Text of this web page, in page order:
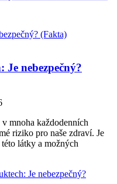
nebezpečný?
mnoha každodenních
riziko pro naše zdraví. Je
látky a možných
Je nebezpečný?